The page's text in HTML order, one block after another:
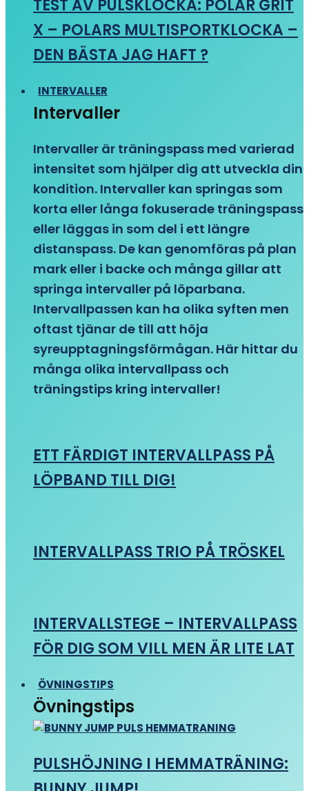
TEST AV PULSKLOCKA: POLAR GRIT
X – POLARS MULTISPORTKLOCKA –
DEN BÄSTA JAG HAFT ?
INTERVALLER
Intervaller
Intervaller är träningspass med varierad
intensitet som hjälper dig att utveckla din
kondition. Intervaller kan springas som
korta eller långa fokuserade träningspass
eller läggas in som del i ett längre
distanspass. De kan genomföras på plan
mark eller i backe och många gillar att
springa intervaller på löparbana.
Intervallpassen kan ha olika syften men
oftast tjänar de till att höja
syreupptagningsförmågan. Här hittar du
många olika intervallpass och
träningstips kring intervaller!
ETT FÄRDIGT INTERVALLPASS PÅ
LÖPBAND TILL DIG!
INTERVALLPASS TRIO PÅ TRÖSKEL
INTERVALLSTEGE – INTERVALLPASS
FÖR DIG SOM VILL MEN ÄR LITE LAT
ÖVNINGSTIPS
Övningstips
PULSHÖJNING I HEMMATRÄNING: